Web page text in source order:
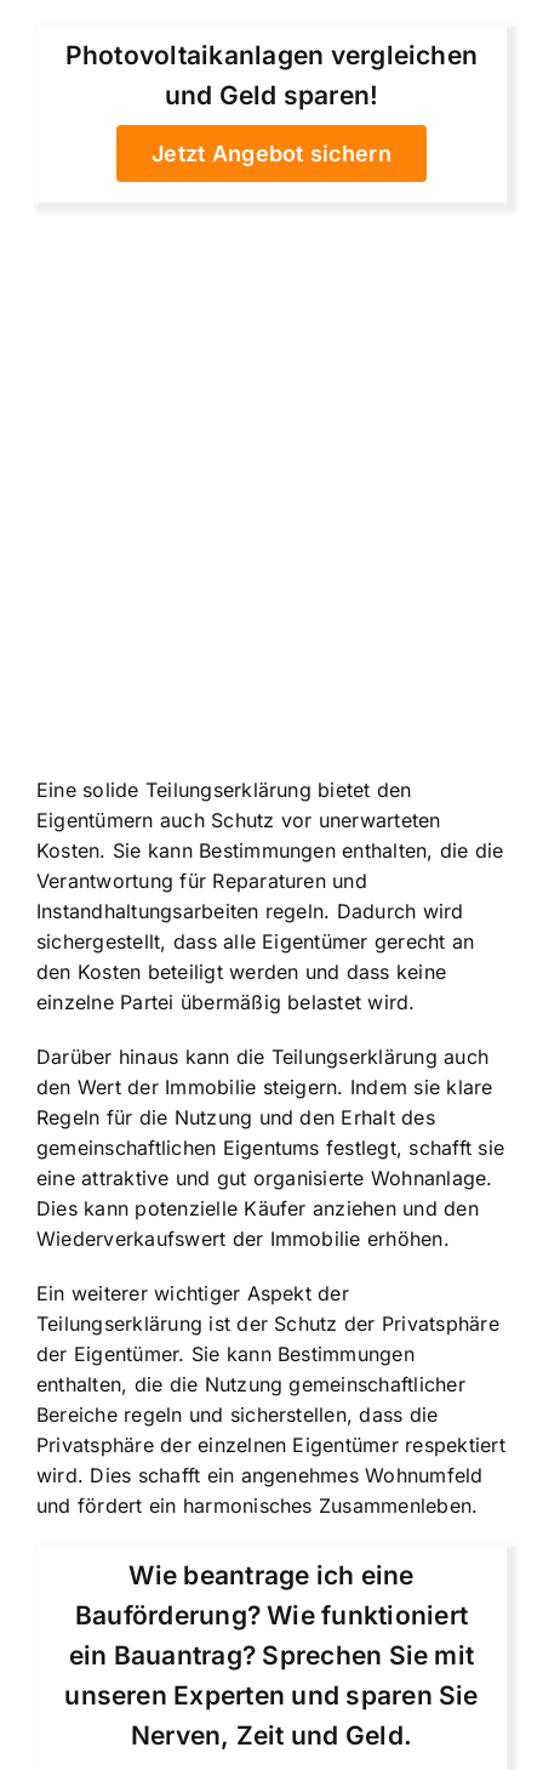
Photovoltaikanlagen vergleichen
und Geld sparen!
Jetzt Angebot sichern
Eine solide Teilungserklärung bietet den
Eigentümern auch Schutz vor unerwarteten
Kosten. Sie kann Bestimmungen enthalten, die die
Verantwortung für Reparaturen und
Instandhaltungsarbeiten regeln. Dadurch wird
sichergestellt, dass alle Eigentümer gerecht an
den Kosten beteiligt werden und dass keine
einzelne Partei übermäßig belastet wird.
Darüber hinaus kann die Teilungserklärung auch
den Wert der Immobilie steigern. Indem sie klare
Regeln für die Nutzung und den Erhalt des
gemeinschaftlichen Eigentums festlegt, schafft sie
eine attraktive und gut organisierte Wohnanlage.
Dies kann potenzielle Käufer anziehen und den
Wiederverkaufswert der Immobilie erhöhen.
Ein weiterer wichtiger Aspekt der
Teilungserklärung ist der Schutz der Privatsphäre
der Eigentümer. Sie kann Bestimmungen
enthalten, die die Nutzung gemeinschaftlicher
Bereiche regeln und sicherstellen, dass die
Privatsphäre der einzelnen Eigentümer respektiert
wird. Dies schafft ein angenehmes Wohnumfeld
und fördert ein harmonisches Zusammenleben.
Wie beantrage ich eine
Bauförderung? Wie funktioniert
ein Bauantrag? Sprechen Sie mit
unseren Experten und sparen Sie
Nerven, Zeit und Geld.